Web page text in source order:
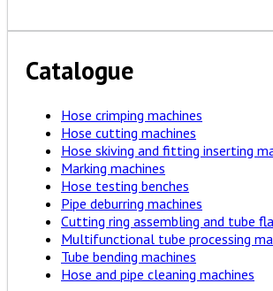
Catalogue
Hose crimping machines
Hose cutting machines
Hose skiving and fitting inserting
Marking machines
Hose testing benches
Pipe deburring machines
Cutting ring assembling and tube
Multifunctional tube processing
Tube bending machines
Hose and pipe cleaning machines